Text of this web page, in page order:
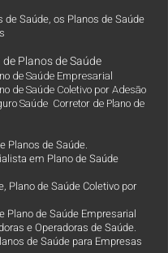
de Saúde, os Planos de Saúde
Planos de Saúde
de Saúde Empresarial
de Saúde Coletivo por Adesão
Saúde Corretor de Plano de
Planos de Saúde.
em Plano de Saúde
Plano de Saúde Coletivo por
Plano de Saúde Empresarial
e Operadoras de Saúde.
de Saúde para Empresas